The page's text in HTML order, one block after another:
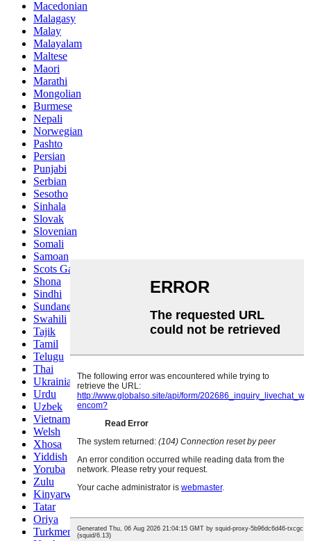
Macedonian
Malagasy
Malay
Malayalam
Maltese
Maori
Marathi
Mongolian
Burmese
Nepali
Norwegian
Pashto
Persian
Punjabi
Serbian
Sesotho
Sinhala
Slovak
Slovenian
Somali
Samoan
Scots Gaelic
Shona
Sindhi
Sundanese
Swahili
Tajik
Tamil
Telugu
Thai
Ukrainian
Urdu
Uzbek
Vietnamese
Welsh
Xhosa
Yiddish
Yoruba
Zulu
Kinyarwanda
Tatar
Oriya
Turkmen